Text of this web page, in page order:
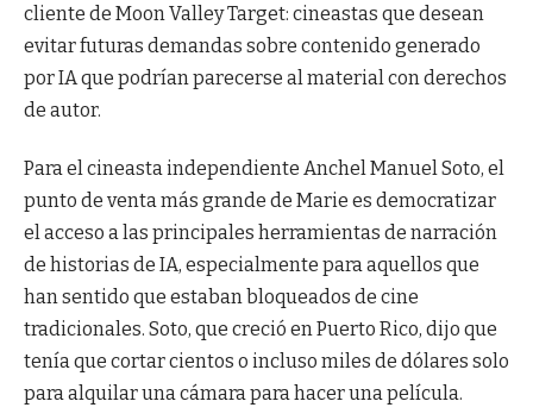
cliente de Moon Valley Target: cineastas que desean
evitar futuras demandas sobre contenido generado
por IA que podrían parecerse al material con derechos
de autor.
Para el cineasta independiente Anchel Manuel Soto, el
punto de venta más grande de Marie es democratizar
el acceso a las principales herramientas de narración
de historias de IA, especialmente para aquellos que
han sentido que estaban bloqueados de cine
tradicionales. Soto, que creció en Puerto Rico, dijo que
tenía que cortar cientos o incluso miles de dólares solo
para alquilar una cámara para hacer una película.